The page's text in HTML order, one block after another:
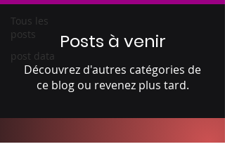
Tous les
posts
post data
Posts à venir
Découvrez d'autres catégories de
ce blog ou revenez plus tard.